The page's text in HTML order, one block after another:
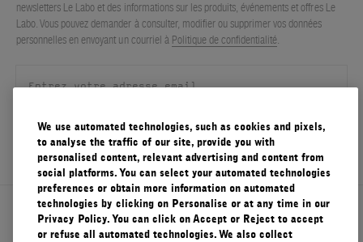
À propos de Le Labo
newsletters Le Labo et des informations sur les produits, événements et offres Le
Labo. Vous pouvez demander à consulter, modifier ou supprimer vos données
personnelles en envoyant un courriel à Politique de confidentialité
S'ENREGISTRER
We use automated technologies, such as cookies and pixels,
to analyse the traffic of our site, provide you with
personalised content, relevant advertising and content from
social platforms. You can select your automated technologies
preferences or obtain more information on automated
technologies by clicking on Personalise or at any time in our
Privacy Policy. You can click on Accept or Reject to accept
or refuse all automated technologies. We also collect